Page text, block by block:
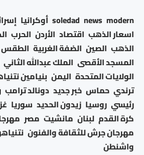
modern
news
soledad أوكرانيا
اسعار الذهب اقتصاد الأردن الحرب
الذهب الصين الضفة الغربية الطقس
المسجد الأقصى الملك عبدالله الثاني
الولايات المتحدة اليمن بنيامين
ترندي حماس خبر جديد دونالد ترامب
رئيسي روسيا زيدون الحديد سوريا
كرة القدم لبنان مانشيت مصر
مهرجان جرش للثقافة والفنون
واشنطن